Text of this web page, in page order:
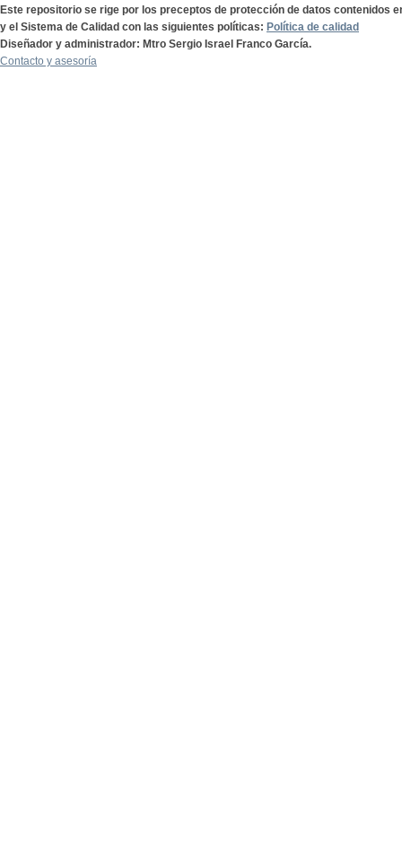
Este repositorio se rige por los preceptos de protección de datos contenidos
y el Sistema de Calidad con las siguientes políticas: Política de calidad
Diseñador y administrador: Mtro Sergio Israel Franco García.
Contacto y asesoría